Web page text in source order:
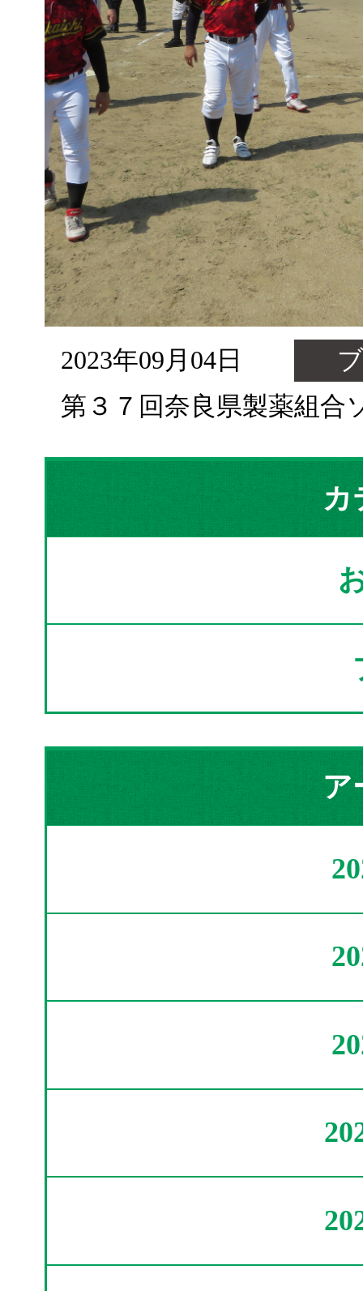
2023年09月04日
第３７回奈良県製薬組合
カ
ア